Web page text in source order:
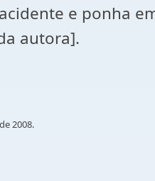
e ponha
autora].
2008.